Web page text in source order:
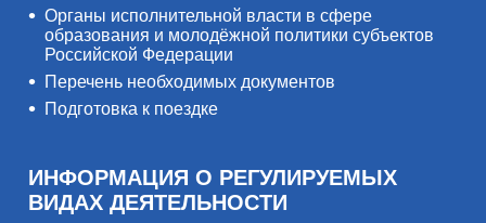
Органы исполнительной власти в сфере
образования и молодёжной политики субъектов
Российской Федерации
Перечень необходимых документов
Подготовка к поездке
ИНФОРМАЦИЯ О РЕГУЛИРУЕМЫХ
ВИДАХ ДЕЯТЕЛЬНОСТИ